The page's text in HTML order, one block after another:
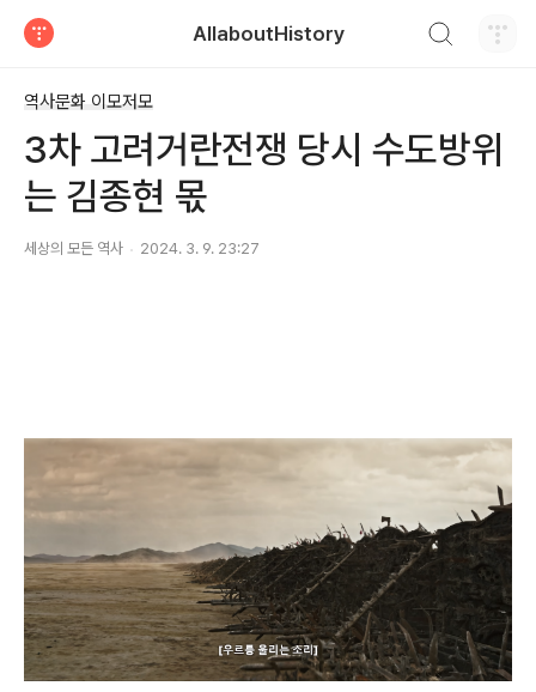
AllaboutHistory
역사문화 이모저모
3차 고려거란전쟁 당시 수도방위
는 김종현 몫
세상의 모든 역사 2024. 3. 9. 23:27